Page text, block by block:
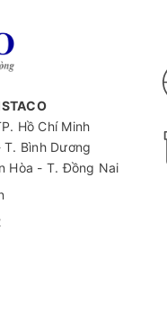
Hồ Chí Minh
T. Bình Dương
Hòa - T. Đồng Nai